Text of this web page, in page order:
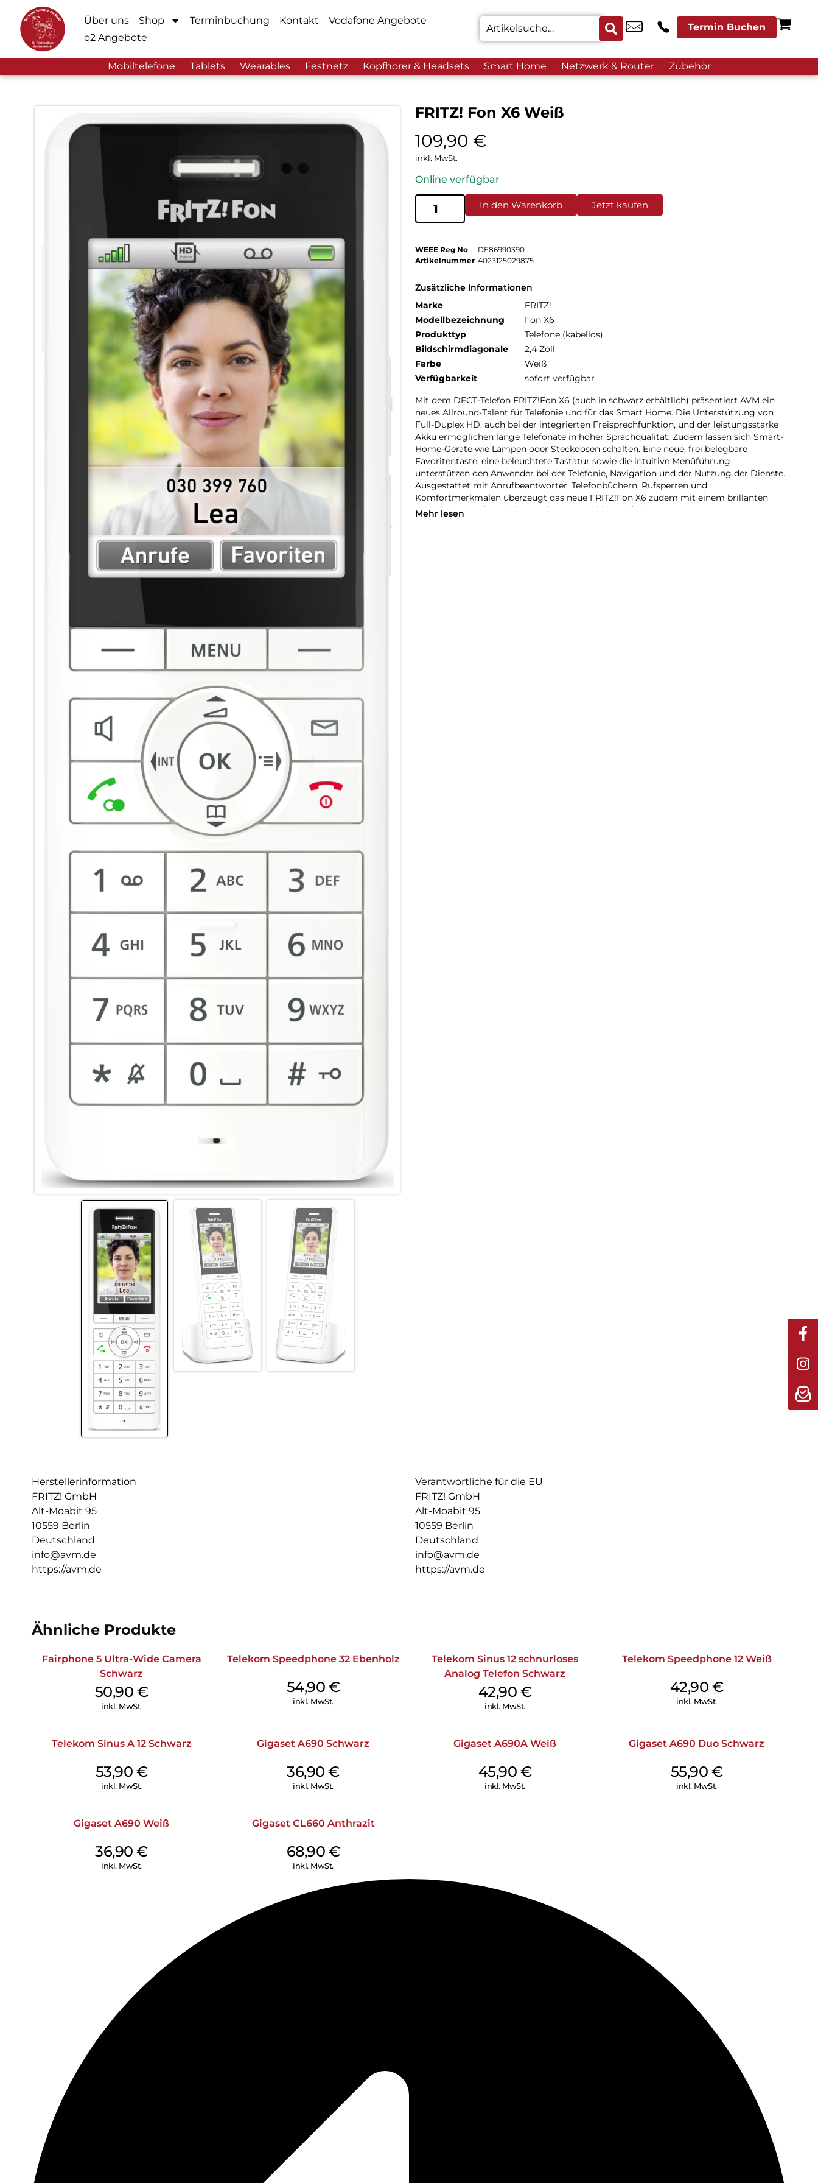
Über uns Shop Terminbuchung Kontakt
Vodafone Angebote
o2 Angebote
Termin Buchen
Mobiltelefone Tablets Wearables Festnetz Kopfhörer & Headsets Smart Home Netzwerk & Router Zubehör
FRITZ! Fon X6 Weiß
109,90 €
inkl. MwSt.
Online verfügbar
In den Warenkorb Jetzt kaufen
WEEE Reg No
DE86990390
Artikelnummer 4023125029875
Zusätzliche Informationen
Marke
FRITZ!
Modellbezeichnung
Fon X6
Produkttyp
Telefone (kabellos)
Bildschirmdiagonale
2,4 Zoll
Farbe
Weiß
Verfügbarkeit
sofort verfügbar
Mit dem DECT-Telefon FRITZ!Fon X6 (auch in schwarz erhältlich) präsentiert AVM ein
neues Allround-Talent für Telefonie und für das Smart Home. Die Unterstützung von
Full-Duplex HD, auch bei der integrierten Freisprechfunktion, und der leistungsstarke
Akku ermöglichen lange Telefonate in hoher Sprachqualität. Zudem lassen sich Smart-
Home-Geräte wie Lampen oder Steckdosen schalten. Eine neue, frei belegbare
Favoritentaste, eine beleuchtete Tastatur sowie die intuitive Menüführung
unterstützen den Anwender bei der Telefonie, Navigation und der Nutzung der Dienste.
Ausgestattet mit Anrufbeantworter, Telefonbüchern, Rufsperren und
Komfortmerkmalen überzeugt das neue FRITZ!Fon X6 zudem mit einem brillanten
Farbdisplay (2,4“) und einer verlängerten Akku-Laufzeit.
Mehr lesen
Herstellerinformation
FRITZ! GmbH
Alt-Moabit 95
10559 Berlin
Deutschland
info@avm.de
https://avm.de
Verantwortliche für die EU
FRITZ! GmbH
Alt-Moabit 95
10559 Berlin
Deutschland
info@avm.de
https://avm.de
Ähnliche Produkte
Fairphone 5 Ultra-Wide Camera
Schwarz
50,90 €
inkl. MwSt.
Telekom Speedphone 32 Ebenholz
54,90 €
inkl. MwSt.
Telekom Sinus 12 schnurloses
Analog Telefon Schwarz
42,90 €
inkl. MwSt.
Telekom Speedphone 12 Weiß
42,90 €
inkl. MwSt.
Telekom Sinus A 12 Schwarz
53,90 €
inkl. MwSt.
Gigaset A690 Schwarz
36,90€
inkl. MwSt.
Gigaset A690A Weiß
45,90 €
inkl. MwSt.
Gigaset A690 Duo Schwarz
55,90 €
inkl. MwSt.
Gigaset A690 Weiß
36,90€
inkl. MwSt.
Gigaset CL660 Anthrazit
68,90 €
inkl. MwSt.